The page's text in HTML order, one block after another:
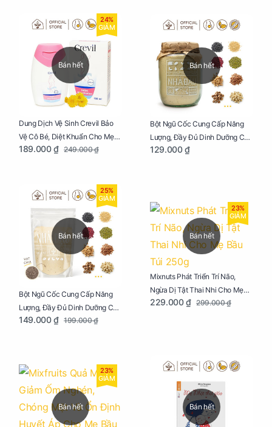
Bán hết
24%
GIẢM
Dung Dịch Vệ Sinh Crevil Bảo
Vệ Cô Bé, Diệt Khuẩn Cho Mẹ
Bầu Chai 100ml
189.000 ₫ 249.000 ₫
Bán hết
Bột Ngũ Cốc Cung Cấp Năng
Lượng, Đầy Đủ Dinh Dưỡng Cho
Mẹ Bầu Hũ 250g
129.000 ₫
Bán hết
25%
GIẢM
Bột Ngũ Cốc Cung Cấp Năng
Lượng, Đầy Đủ Dinh Dưỡng Cho
Mẹ Bầu Túi 250g
149.000 ₫ 199.000 ₫
Bán hết
23%
GIẢM
Mixnuts Phát Triển Trí Não,
Ngừa Dị Tật Thai Nhi Cho Mẹ
Bầu Túi 250g
229.000 ₫ 299.000 ₫
Bán hết
23%
GIẢM
Bán hết